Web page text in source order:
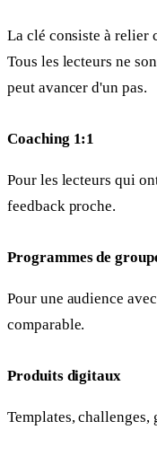
La clé consiste à relier
Tous les lecteurs ne
peut avancer d'un pas.
Coaching 1:1
Pour les lecteurs qui
feedback proche.
Programmes de
Pour une audience
comparable.
Produits digitaux
Templates, challenges,